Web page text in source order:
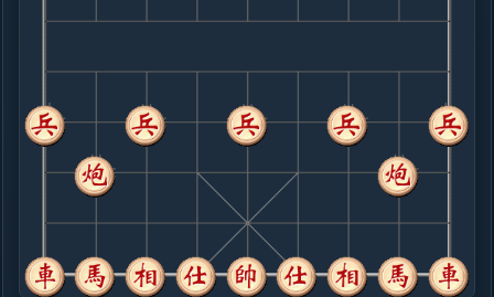
7. 兵五进一
黑+12
炮六进四
8. 兵五进一
黑+6
车二进三
.....砲２进２
黑+7
9. 兵五进一
黑+44
炮六进五
.....砲８平５
10. 仕六进五
黑+82
仕四进五
.....车８进９
黑+68
黑+102
.....马７进５
黑+88